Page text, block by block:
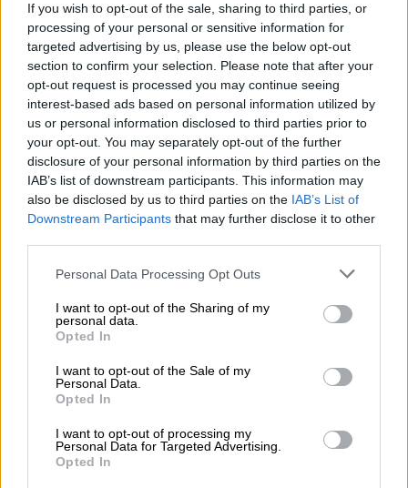
If you wish to opt-out of the sale, sharing to third parties, or
processing of your personal or sensitive information for
targeted advertising by us, please use the below opt-out
section to confirm your selection. Please note that after your
opt-out request is processed you may continue seeing
interest-based ads based on personal information utilized by
us or personal information disclosed to third parties prior to
your opt-out. You may separately opt-out of the further
disclosure of your personal information by third parties on the
IAB’s list of downstream participants. This information may
also be disclosed by us to third parties on the IAB’s List of
Downstream Participants that may further disclose it to other
Please note that this website/app uses one or more Google
not limited to your visit or usage behaviour. You may click to
grant or deny consent to Google and its third-party tags to
use your data for below specified purposes in below Google
consent section.
Personal Data Processing Opt Outs
I want to opt-out of the Sharing of my
personal data.
Opted In
I want to opt-out of the Sale of my
Personal Data.
Opted In
I want to opt-out of processing my
Personal Data for Targeted Advertising.
Opted In
Το σίριαλ της μετακίνησης τουΚέβιν
Ντουράντέλαβε τέλος, καθώς οιΣανς
βρήκαν τη χρυσή τομή που έψαχναν για να
τον παραχωρήσουν. ΟιΡόκετςείναι η ομάδα
που θα συνεχίσει την καριέρα του ο σούπερ
σταρ τουΝΒΑ,με τουςΣανςνα αποκτούν
από τοΧιούστοντουςΤζέιλεν Γκρινκαι
Ντίλον Μπρουκς, καθώς επίσης και το
νούμερο 10 στο NBA draft 2025 και πέντε
επιλογές δεύτερων γύρων σε μελλοντικές
ΔΙΑΒΑΣΤΕ ΕΠΙΣΗΣ
«Βόμβα» Παπαπέτρου: Σταματά το
μπάσκετ σε ηλικία 31 ετών - Το
μήνυμά του μέσω Instagram